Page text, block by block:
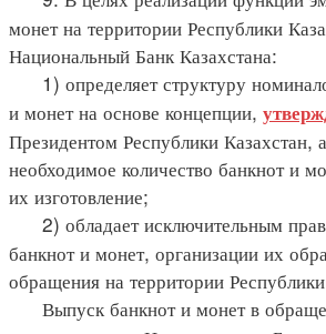
монет на территории Республики
Национальный Банк Казахстана:
1) определяет структуру
и монет на основе концепции,
Президентом Республики Казахстан,
необходимое количество банкнот и
их изготовление;
2) обладает исключительным
банкнот и монет, организации их
обращения на территории
Выпуск банкнот и монет в